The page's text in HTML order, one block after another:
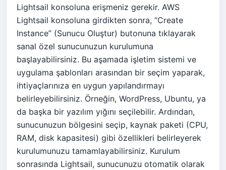
Lightsail konsoluna erişmeniz gerekir. AWS
Lightsail konsoluna girdikten sonra, “Create
Instance” (Sunucu Oluştur) butonuna tıklayarak
sanal özel sunucunuzun kurulumuna
başlayabilirsiniz. Bu aşamada işletim sistemi ve
uygulama şablonları arasından bir seçim yaparak,
ihtiyaçlarınıza en uygun yapılandırmayı
belirleyebilirsiniz. Örneğin, WordPress, Ubuntu, ya
da başka bir yazılım yığını seçilebilir. Ardından,
sunucunuzun bölgesini seçip, kaynak paketi (CPU,
RAM, disk kapasitesi) gibi özellikleri belirleyerek
kurulumunuzu tamamlayabilirsiniz. Kurulum
sonrasında Lightsail, sunucunuzu otomatik olarak